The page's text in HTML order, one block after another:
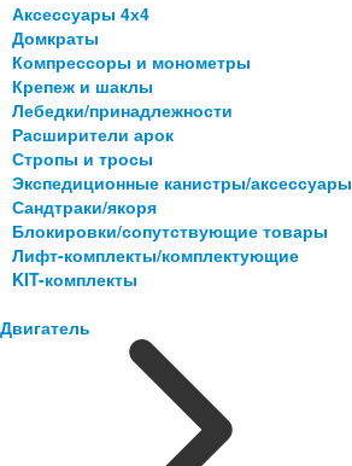
Аксессуары 4х4
Домкраты
Компрессоры и монометры
Крепеж и шаклы
Лебедки/принадлежности
Расширители арок
Стропы и тросы
Экспедиционные канистры/аксессуары
Сандтраки/якоря
Блокировки/сопутствующие товары
Лифт-комплекты/комплектующие
KIT-комплекты
Двигатель